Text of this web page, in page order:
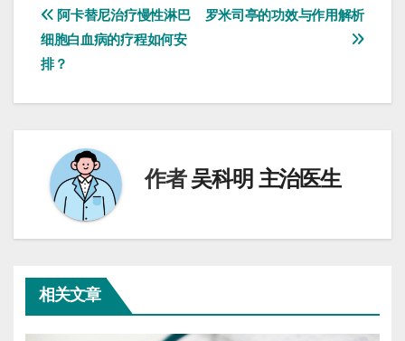
文
章
导
罗米司亭的功效与作用解析
阿卡替尼治疗慢性淋巴
细胞白血病的疗程如何安
排？
作者吴科明 主治医生
相关文章